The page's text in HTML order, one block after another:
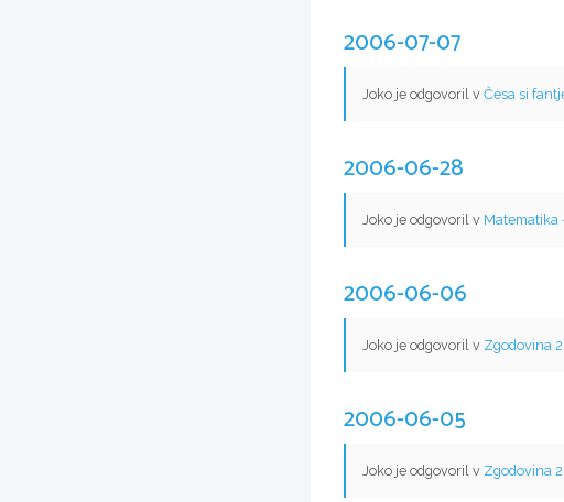
2006-07-07
Joko je odgovoril v Česa si
2006-06-28
Joko je odgovoril v Matematika
2006-06-06
Joko je odgovoril v Zgodovina
2006-06-05
Joko je odgovoril v Zgodovina